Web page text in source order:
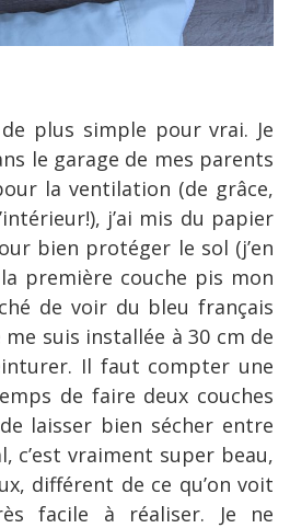
plus simple pour vrai. Je
le garage de mes parents
la ventilation (de grâce,
j’ai mis du papier
bien protéger le sol (j’en
première couche pis mon
de voir du bleu français
suis installée à 30 cm de
Il faut compter une
de faire deux couches
laisser bien sécher entre
c’est vraiment super beau,
différent de ce qu’on voit
facile à réaliser. Je ne